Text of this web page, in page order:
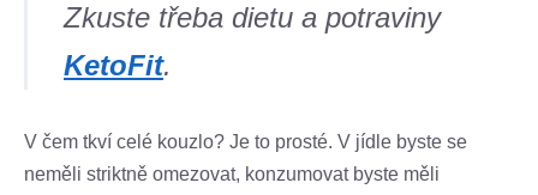
Zkuste třeba dietu a potraviny
KetoFit.
V čem tkví celé kouzlo? Je to prosté. V jídle byste se
neměli striktně omezovat, konzumovat byste měli